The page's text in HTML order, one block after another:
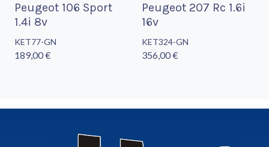
Peugeot 106 Sport
1.4i 8v
KET77-GN
189,00 €
Peugeot 207 Rc 1.6i
16v
KET324-GN
356,00 €